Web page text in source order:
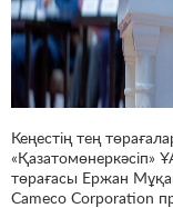
Кеңестің тең
«Қазатомөнеркәсіп»
төрағасы Ержан
Cameco Corporation